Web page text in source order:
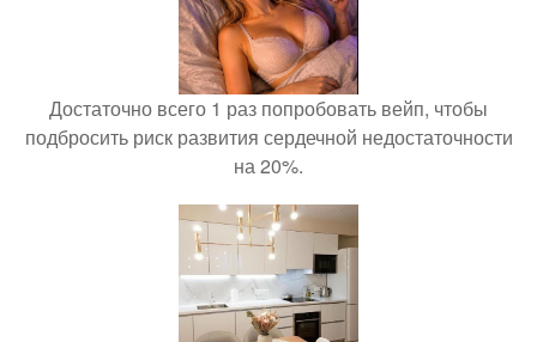
Достаточно всего 1 раз попробовать вейп, чтобы
подбросить риск развития сердечной недостаточности
на 20%.